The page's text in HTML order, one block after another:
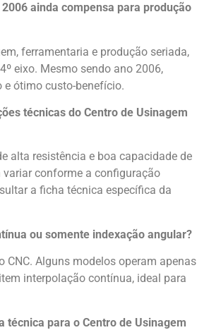
ainda compensa para produção
ferramentaria e produção seriada,
eixo. Mesmo sendo ano 2006,
e ótimo custo-benefício.
técnicas do Centro de Usinagem
alta resistência e boa capacidade de
variar conforme a configuração
a ficha técnica específica da
ou somente indexação angular?
CNC. Alguns modelos operam apenas
interpolação contínua, ideal para
técnica para o Centro de Usinagem